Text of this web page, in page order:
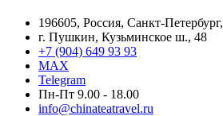
196605, Россия, Санкт-Петербург,
г. Пушкин, Кузьминское ш., 48
+7 (904) 649 93 93
MAX
Telegram
Пн-Пт 9.00 - 18.00
info@chinateatravel.ru